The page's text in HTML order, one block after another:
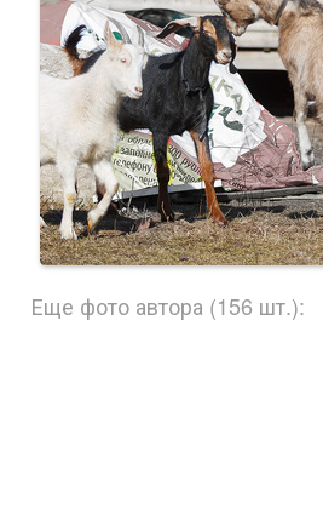
Еще фото автора (156 шт.):